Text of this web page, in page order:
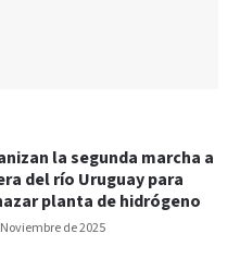
de 2025
la segunda marcha a
del río Uruguay para
planta de hidrógeno